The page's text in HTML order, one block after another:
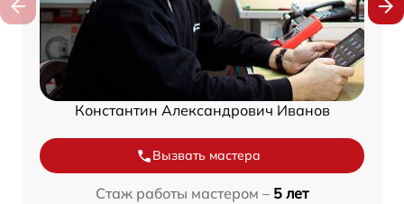
Константин Александрович Иванов
Вызвать мастера
Стаж работы мастером – 5 лет